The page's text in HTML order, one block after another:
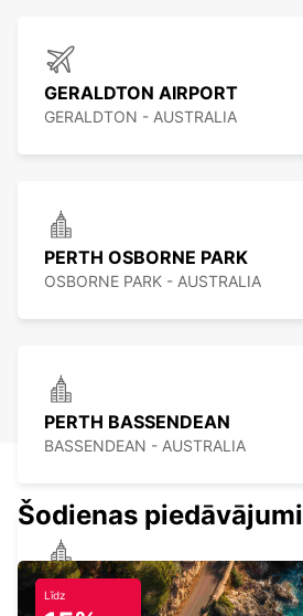
GERALDTON AIRPORT
GERALDTON - AUSTRALIA
PERTH OSBORNE PARK
OSBORNE PARK - AUSTRALIA
PERTH BASSENDEAN
BASSENDEAN - AUSTRALIA
PERTH CITY
PERTH - AUSTRALIA
Šodienas piedāvājumi
Līdz